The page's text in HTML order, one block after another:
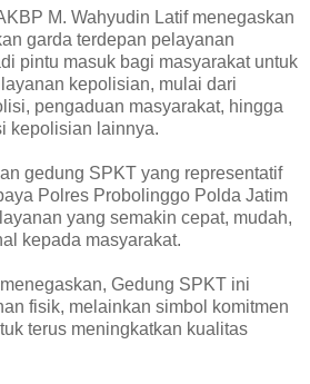
M. Wahyudin Latif menegaskan
garda terdepan pelayanan
pintu masuk bagi masyarakat untuk
kepolisian, mulai dari
pengaduan masyarakat, hingga
kepolisian lainnya.
gedung SPKT yang representatif
Polres Probolinggo Polda Jatim
yang semakin cepat, mudah,
kepada masyarakat.
Gedung SPKT ini
fisik, melainkan simbol komitmen
terus meningkatkan kualitas